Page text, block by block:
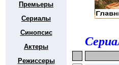
Премьеры
Сериалы
Синопсис
Актеры
Режиссеры